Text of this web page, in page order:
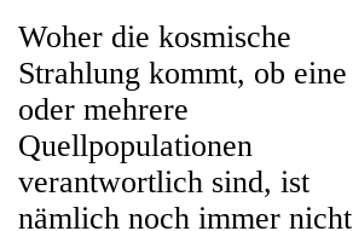
Woher die kosmische
Strahlung kommt, ob eine
oder mehrere
Quellpopulationen
verantwortlich sind, ist
nämlich noch immer nicht